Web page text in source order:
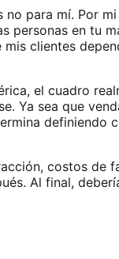
para mí. Por
personas en tu
clientes
el cuadro
Ya sea que
definiendo
costos de
Al final,